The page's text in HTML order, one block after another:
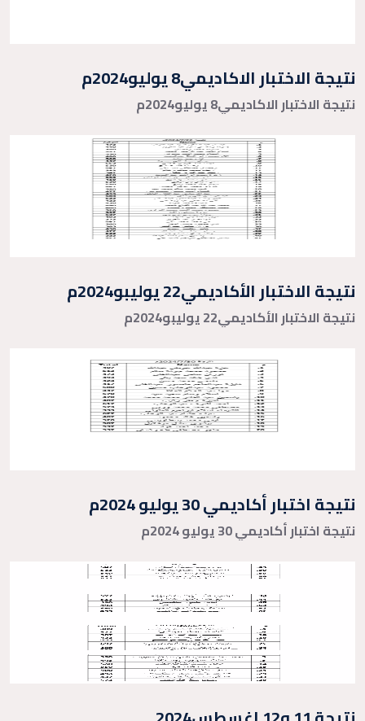
نتيجة الاختبار الاكاديمي8 يوليو2024م
نتيجة الاختبار الاكاديمي8 يوليو2024م
نتيجة الاختبار الأكاديمي22 يوليبو2024م
نتيجة الاختبار الأكاديمي22 يوليبو2024م
نتيجة اختبار أكاديمي 30 يوليو 2024م
نتيجة اختبار أكاديمي 30 يوليو 2024م